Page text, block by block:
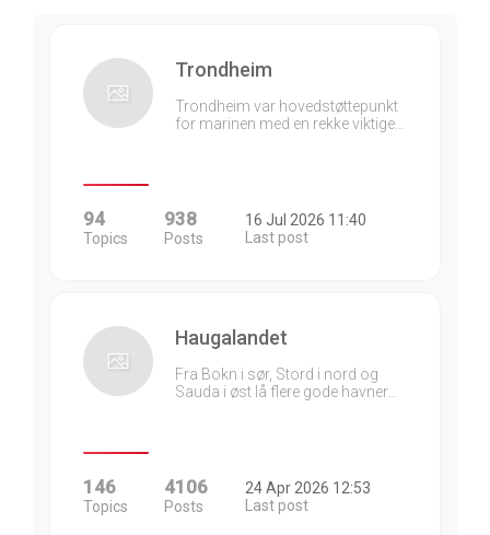
Trondheim
Trondheim var hovedstøttepunkt
for marinen med en rekke viktige…
94
Topics
938
Posts
16 Jul 2026 11:40
Last post
Haugalandet
Fra Bokn i sør, Stord i nord og
Sauda i øst lå flere gode havner…
146
Topics
4106
Posts
24 Apr 2026 12:53
Last post